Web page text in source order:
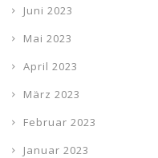
Juni 2023
Mai 2023
April 2023
März 2023
Februar 2023
Januar 2023